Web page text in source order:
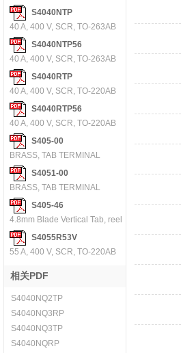
S4040NTP
40 A, 400 V, SCR, TO-263AB
S4040NTP56
40 A, 400 V, SCR, TO-263AB
S4040RTP
40 A, 400 V, SCR, TO-220AB
S4040RTP56
40 A, 400 V, SCR, TO-220AB
S405-00
BRASS, TAB TERMINAL
S4051-00
BRASS, TAB TERMINAL
S405-46
4.8mm Blade Vertical Tab, reeled, 0.8mm
S4055R53V
55 A, 400 V, SCR, TO-220AB
相关PDF
S4040NQ2TP
S4040NQ3RP
S4040NQ3TP
S4040NQRP